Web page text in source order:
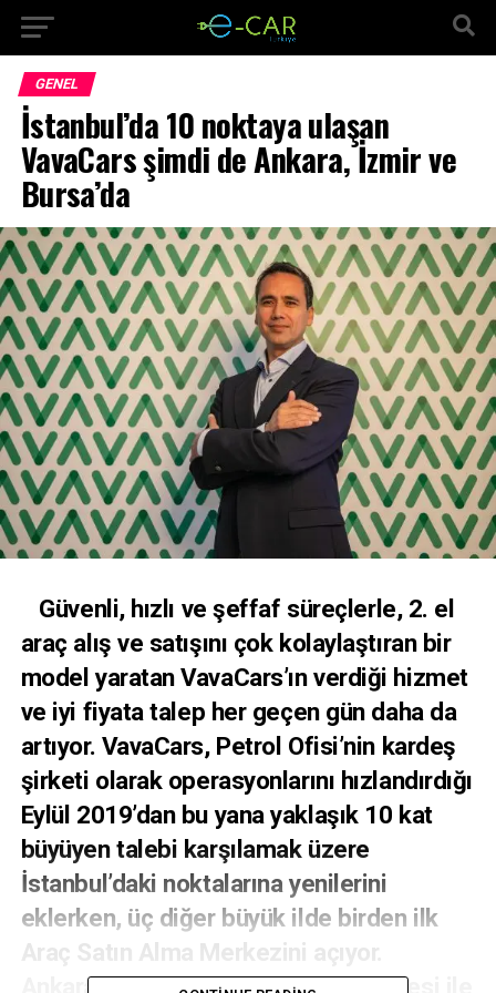
GENEL
İstanbul’da 10 noktaya ulaşan
VavaCars şimdi de Ankara, İzmir ve
Bursa’da
Güvenli, hızlı ve şeffaf süreçlerle, 2. el
araç alış ve satışını çok kolaylaştıran bir
model yaratan VavaCars’ın verdiği hizmet
ve iyi fiyata talep her geçen gün daha da
artıyor. VavaCars, Petrol Ofisi’nin kardeş
şirketi olarak operasyonlarını hızlandırdığı
Eylül 2019’dan bu yana yaklaşık 10 kat
büyüyen talebi karşılamak üzere
İstanbul’daki noktalarına yenilerini
eklerken, üç diğer büyük ilde birden ilk
Araç Satın Alma Merkezini açıyor.
Ankara’daki merkez, hizmet kapasitesi ile